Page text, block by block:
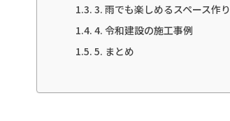
3. 雨でも楽しめるスペース作り
4. 令和建設の施工事例
5. まとめ